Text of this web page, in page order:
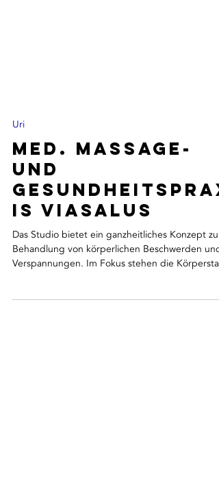
Uri
Med. Massage-
und
Gesundheitsprax
is Viasalus
Das Studio bietet ein ganzheitliches Konzept zur
Verspannungen. Im Fokus stehen die